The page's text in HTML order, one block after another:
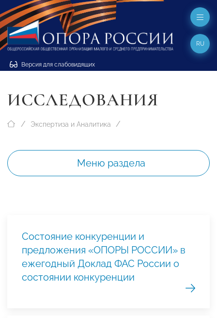
Версия для слабовидящих
RU
ИССЛЕДОВАНИЯ
Экспертиза и Аналитика
Меню раздела
Состояние конкуренции и
предложения «ОПОРЫ РОССИИ» в
ежегодный Доклад ФАС России о
состоянии конкуренции